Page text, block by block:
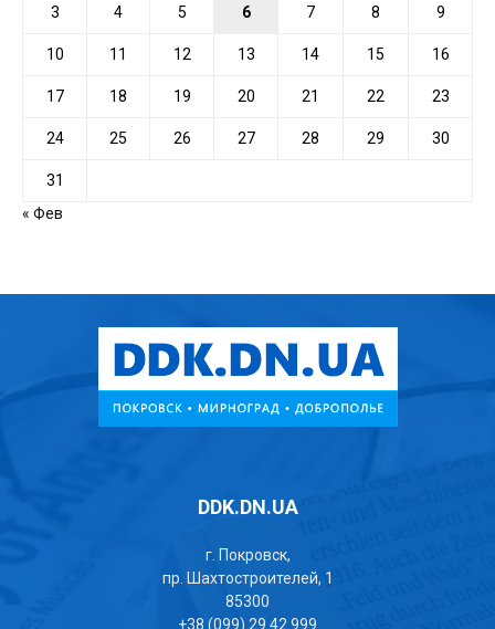
3 4 5 6 7 8 9
10 11 12 13 14 15 16
17 18 19 20 21 22 23
24 25 26 27 28 29 30
31
« Фев
DDK.DN.UA
г. Покровск,
пр. Шахтостроителей, 1
85300
+38 (099) 29 42 999